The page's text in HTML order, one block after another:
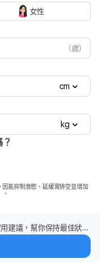
女性
（歲）
cm
kg
能抑制食慾、延緩胃排空並增加
。
建議，幫你保持最佳狀